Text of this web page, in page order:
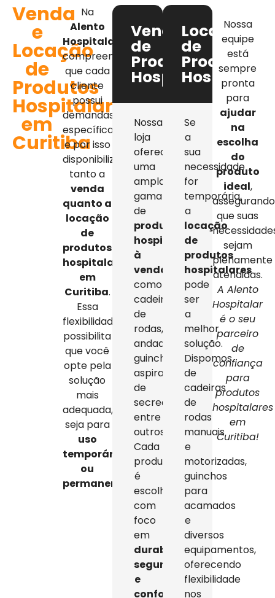
Venda
e
Locação
de
Produtos
Hospitalares
em
Curitiba
Na
Alento
Hospitalar
compreendemos
que cada
cliente
possui
demandas
específicas,
e por isso
disponibilizamos
tanto a
venda
quanto a
locação
de
produtos
hospitalares
em
Curitiba.
Essa
flexibilidade
possibilita
que você
opte pela
solução
mais
adequada,
seja para
uso
temporário
ou
permanente
Venda
de
Produtos
Hospitalares
Nossa
loja
oferece
uma
ampla
gama
de
produtos
hospitalares
à
venda
como
cadeiras
de
rodas,
andadores,
guinchos,
aspiradores
de
secreção,
entre
outros.
Cada
produto
é
escolhido
com
foco
em
durabilidade,
segurança
e
conforto
Locação
de
Produtos
Se
a
sua
necessidade
for
temporária,
a
locação
de
produtos
hospitalares
pode
ser
a
melhor
solução.
Dispomos
de
cadeiras
de
rodas
manuais
e
motorizadas,
guinchos
para
acamados
e
diversos
equipamentos,
oferecendo
flexibilidade
nos
Nossa
equipe
está
sempre
pronta
para
ajudar
na
escolha
do
produto
ideal,
assegurando
que suas
sejam
plenamente
atendidas.
A Alento
Hospitalar
é o seu
parceiro
de
confiança
para
produtos
hospitalares
em
Curitiba!